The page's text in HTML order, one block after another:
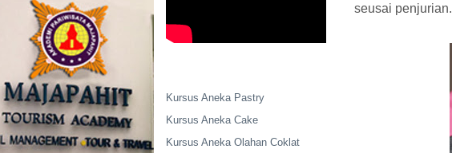
Kursus Aneka Pastry
Kursus Aneka Cake
Kursus Aneka Olahan Coklat
seusai penjurian.